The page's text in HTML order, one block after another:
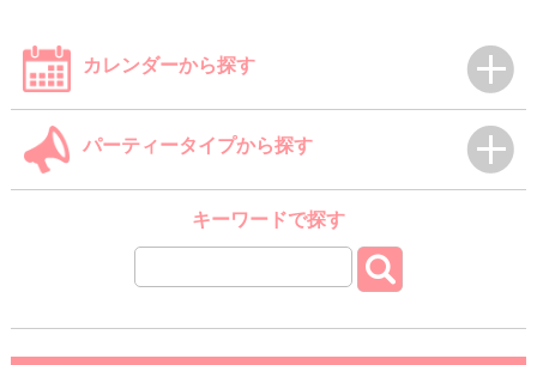
カレンダーから探す
パーティータイプから探す
キーワードで探す